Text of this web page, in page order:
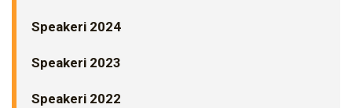
Speakeri 2024
Speakeri 2023
Speakeri 2022